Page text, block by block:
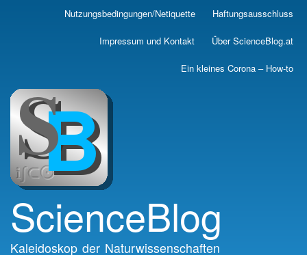
Skip
main
Nutzungsbedingungen/Netiquette Haftungsausschluss
Impressum und Kontakt Über ScienceBlog.at
Ein kleines Corona – How-to
ScienceBlog
Kaleidoskop der Naturwissenschaften